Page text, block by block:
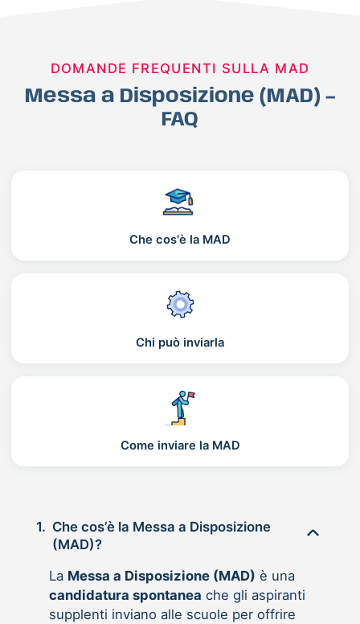
DOMANDE FREQUENTI SULLA MAD
Messa a Disposizione (MAD) –
FAQ
Che cos'è la MAD
Chi può inviarla
Come inviare la MAD
1. Che cos’è la Messa a Disposizione
(MAD)?
La Messa a Disposizione (MAD) è una
candidatura spontanea che gli aspiranti
supplenti inviano alle scuole per offrire